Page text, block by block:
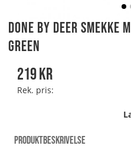
Done By Deer Smekke
Green
219kr
Rek. pris:
PRODUKTBESKRIVELSE